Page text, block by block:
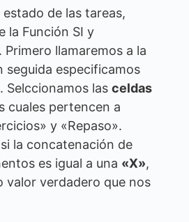
estado de las tareas,
la Función SI y
Primero llamaremos a la
seguida especificamos
. Selccionamos las celdas
cuales pertencen a
y «Repaso».
la concatenación de
es igual a una «X»,
valor verdadero que nos